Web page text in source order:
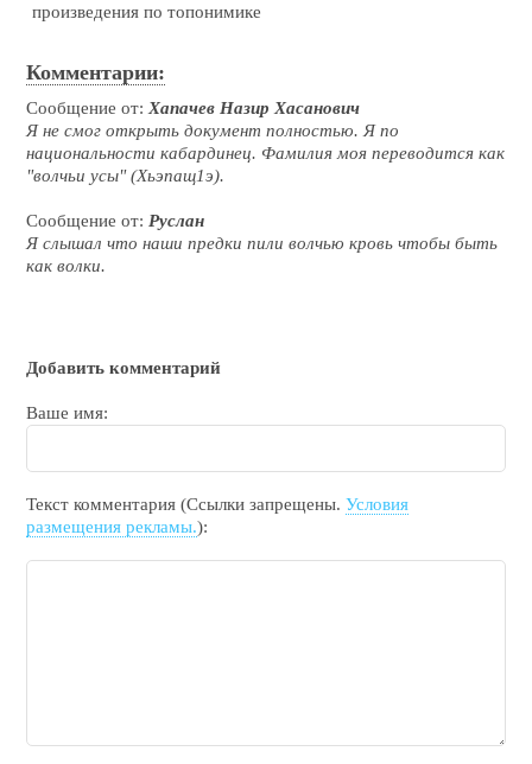
произведения по топонимике
Комментарии:
Сообщение от: Хапачев Назир Хасанович
Я не смог открыть документ полностью. Я по
национальности кабардинец. Фамилия моя переводится как
"волчьи усы" (Хьэпащ1э).
Сообщение от: Руслан
Я слышал что наши предки пили волчью кровь чтобы быть
как волки.
Добавить комментарий
Ваше имя:
Текст комментария (Ссылки запрещены.Условия
размещения рекламы.):